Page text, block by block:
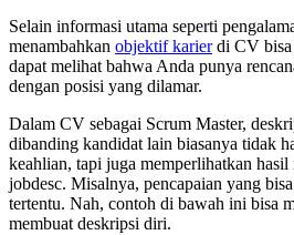
Selain informasi utama seperti
menambahkan objektif karierdi CV bisa
dapat melihat bahwa Anda punya
dengan posisi yang dilamar.
Dalam CV sebagai Scrum Master,
dibanding kandidat lain biasanya tidak
keahlian, tapi juga memperlihatkan hasil
jobdesc. Misalnya, pencapaian yang
tertentu. Nah, contoh di bawah ini bisa
membuat deskripsi diri.